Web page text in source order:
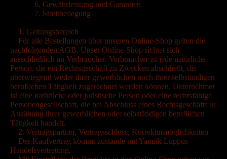
GOOD TO
B2B
6. Gewährleistung und Garantien
7. Streitbeilegung
1. Geltungsbereich
Für alle Bestellungen über unseren Online-Shop gelten die
nachfolgenden AGB. Unser Online-Shop richtet sich
ausschließlich an Verbraucher. Verbraucher ist jede natürliche
Person, die ein Rechtsgeschäft zu Zwecken abschließt, die
überwiegend weder ihrer gewerblichen noch ihrer selbständigen
beruflichen Tätigkeit zugerechnet werden können. Unternehmer
ist eine natürliche oder juristische Person oder eine rechtsfähige
Personengesellschaft, die bei Abschluss eines Rechtsgeschäfts in
Ausübung ihrer gewerblichen oder selbständigen beruflichen
Tätigkeit handelt.
2. Vertragspartner, Vertragsschluss, Korrekturmöglichkeiten
Der Kaufvertrag kommt zustande mit Yannik Luppus
Handelsvertretung.